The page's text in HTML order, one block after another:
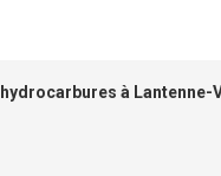
à Lantenne-